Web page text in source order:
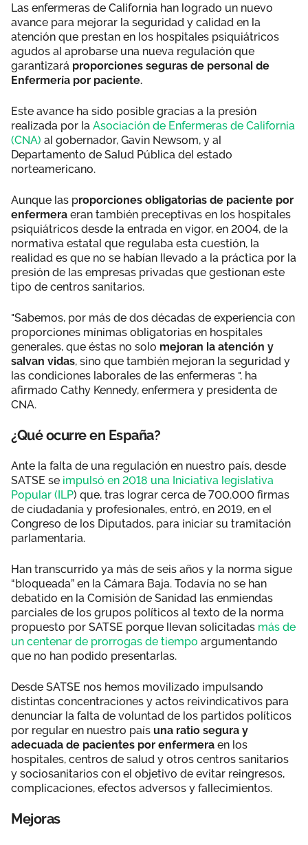
Las enfermeras de California han logrado un nuevo
avance para mejorar la seguridad y calidad en la
atención que prestan en los hospitales psiquiátricos
agudos al aprobarse una nueva regulación que
garantizará proporciones seguras de personal de
Enfermería por paciente.
Este avance ha sido posible gracias a la presión
realizada por la Asociación de Enfermeras de California
(CNA) al gobernador, Gavin Newsom, y al
Departamento de Salud Pública del estado
norteamericano.
Aunque las proporciones obligatorias de paciente por
enfermera eran también preceptivas en los hospitales
psiquiátricos desde la entrada en vigor, en 2004, de la
normativa estatal que regulaba esta cuestión, la
realidad es que no se habían llevado a la práctica por la
presión de las empresas privadas que gestionan este
tipo de centros sanitarios.
"Sabemos, por más de dos décadas de experiencia con
proporciones mínimas obligatorias en hospitales
generales, que éstas no solo mejoran la atención y
salvan vidas, sino que también mejoran la seguridad y
las condiciones laborales de las enfermeras ", ha
afirmado Cathy Kennedy, enfermera y presidenta de
CNA.
¿Qué ocurre en España?
Ante la falta de una regulación en nuestro país, desde
SATSE se impulsó en 2018 una Iniciativa legislativa
Popular (ILP) que, tras lograr cerca de 700.000 firmas
de ciudadanía y profesionales, entró, en 2019, en el
Congreso de los Diputados, para iniciar su tramitación
parlamentaria.
Han transcurrido ya más de seis años y la norma sigue
“bloqueada” en la Cámara Baja. Todavía no se han
debatido en la Comisión de Sanidad las enmiendas
parciales de los grupos políticos al texto de la norma
propuesto por SATSE porque llevan solicitadas más de
un centenar de prorrogas de tiempo argumentando
que no han podido presentarlas.
Desde SATSE nos hemos movilizado impulsando
distintas concentraciones y actos reivindicativos para
denunciar la falta de voluntad de los partidos políticos
por regular en nuestro país una ratio segura y
adecuada de pacientes por enfermera en los
hospitales, centros de salud y otros centros sanitarios
y sociosanitarios con el objetivo de evitar reingresos,
complicaciones, efectos adversos y fallecimientos.
Mejoras